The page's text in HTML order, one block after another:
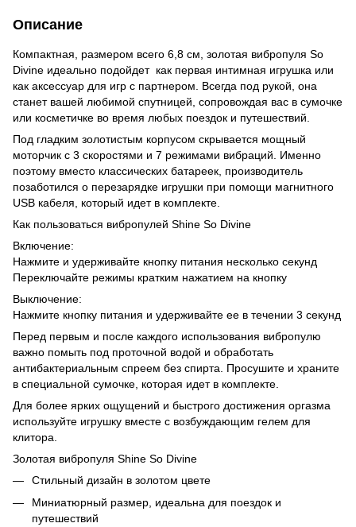
Описание
Компактная, размером всего 6,8 см, золотая вибропуля So
Divine идеально подойдет как первая интимная игрушка или
как аксессуар для игр с партнером. Всегда под рукой, она
станет вашей любимой спутницей, сопровождая вас в сумочке
или косметичке во время любых поездок и путешествий.
Под гладким золотистым корпусом скрывается мощный
моторчик с 3 скоростями и 7 режимами вибраций. Именно
поэтому вместо классических батареек, производитель
позаботился о перезарядке игрушки при помощи магнитного
USB кабеля, который идет в комплекте.
Как пользоваться вибропулей Shine So Divine
Включение:
Нажмите и удерживайте кнопку питания несколько секунд
Переключайте режимы кратким нажатием на кнопку
Выключение:
Нажмите кнопку питания и удерживайте ее в течении 3 секунд
Перед первым и после каждого использования вибропулю
важно помыть под проточной водой и обработать
антибактериальным спреем без спирта. Просушите и храните
в специальной сумочке, которая идет в комплекте.
Для более ярких ощущений и быстрого достижения оргазма
используйте игрушку вместе с возбуждающим гелем для
клитора.
Золотая вибропуля Shine So Divine
Стильный дизайн в золотом цвете
Миниатюрный размер, идеальна для поездок и
путешествий